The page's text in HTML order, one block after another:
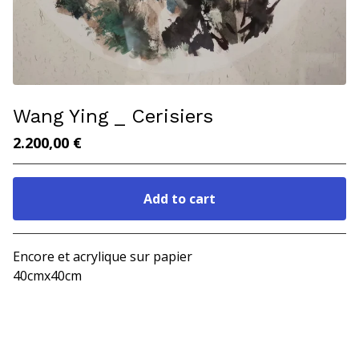
Wang Ying _ Cerisiers
2.200,00 €
Add to cart
Go to cart
Encore et acrylique sur papier
40cmx40cm